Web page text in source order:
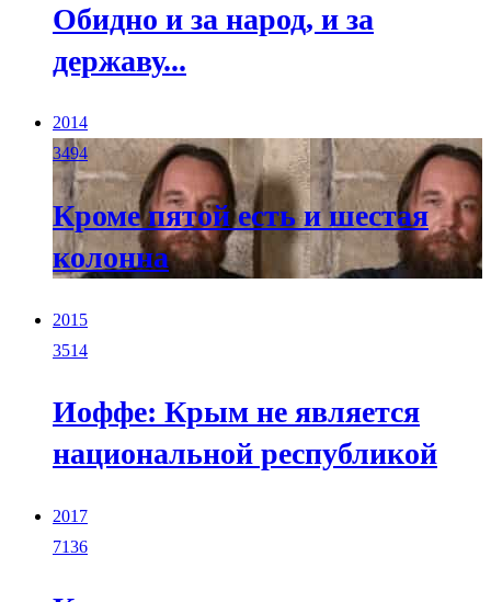
Обидно и за народ, и за
державу...
2014
3494
Кроме пятой есть и шестая
колонна
2015
3514
Иоффе: Крым не является
национальной республикой
2017
7136